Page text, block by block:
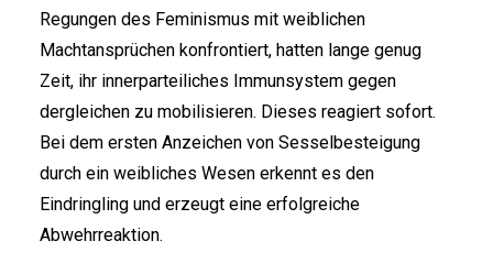
Regungen des Feminismus mit weiblichen
Machtansprüchen konfrontiert, hatten lange genug
Zeit, ihr innerparteiliches Immunsystem gegen
dergleichen zu mobilisieren. Dieses reagiert sofort.
Bei dem ersten Anzeichen von Sesselbesteigung
durch ein weibliches Wesen erkennt es den
Eindringling und erzeugt eine erfolgreiche
Abwehrreaktion.